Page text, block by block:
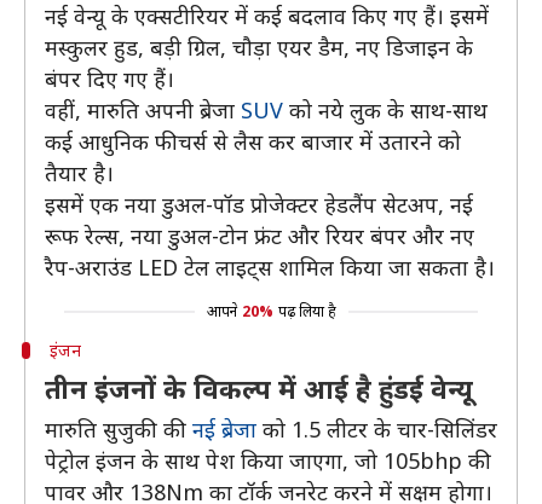
नई वेन्यू के एक्सटीरियर में कई बदलाव किए गए हैं। इसमें
मस्कुलर हुड, बड़ी ग्रिल, चौड़ा एयर डैम, नए डिजाइन के
बंपर दिए गए हैं।
वहीं, मारुति अपनी ब्रेजा SUV को नये लुक के साथ-साथ
कई आधुनिक फीचर्स से लैस कर बाजार में उतारने को
तैयार है।
इसमें एक नया डुअल-पॉड प्रोजेक्टर हेडलैंप सेटअप, नई
रूफ रेल्स, नया डुअल-टोन फ्रंट और रियर बंपर और नए
रैप-अराउंड LED टेल लाइट्स शामिल किया जा सकता है।
आपने 20% पढ़ लिया है
इंजन
तीन इंजनों के विकल्प में आई है हुंडई वेन्यू
मारुति सुजुकी की नई ब्रेजा को 1.5 लीटर के चार-सिलिंडर
पेट्रोल इंजन के साथ पेश किया जाएगा, जो 105bhp की
पावर और 138Nm का टॉर्क जनरेट करने में सक्षम होगा।